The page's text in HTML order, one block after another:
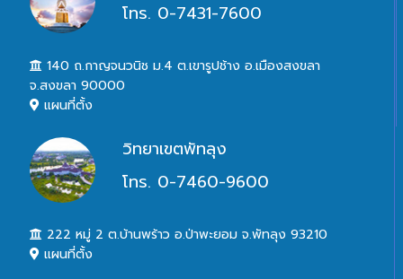
โทร. 0-7431-7600
140 ถ.กาญจนวนิช ม.4 ต.เขารูปช้าง อ.เมืองสงขลา
จ.สงขลา 90000
แผนที่ตั้ง
วิทยาเขตพัทลุง
โทร. 0-7460-9600
222 หมู่ 2 ต.บ้านพร้าว อ.ป่าพะยอม จ.พัทลุง 93210
แผนที่ตั้ง